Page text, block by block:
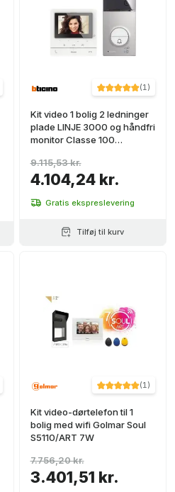
(1)
Kit video 1 bolig 2 ledninger
plade LINJE 3000 og håndfri
monitor Classe 100
4.104,24 kr.
9.115,53 kr.
Gratis ekspreslevering
Tilføj til kurv
(1)
Kit video-dørtelefon til 1
bolig med wifi Golmar Soul
S5110/ART 7W
3.401,51 kr.
7.756,20 kr.